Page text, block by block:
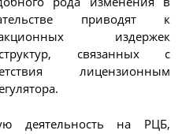
приводят к
издержек
связанных с
лицензионным
деятельность на РЦБ,